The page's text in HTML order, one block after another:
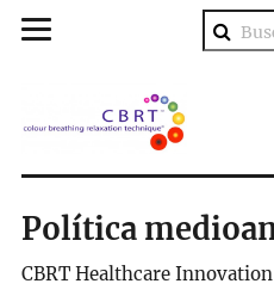
Política
CBRT Healthcare